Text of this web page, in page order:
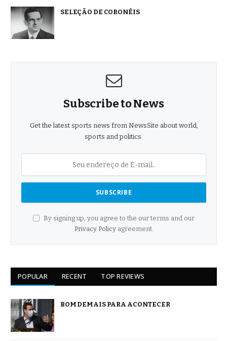
SELEÇÃO DE CORONÉIS
Subscribe to News
Get the latest sports news from NewsSite about world,
sports and politics.
By signing up, you agree to the our terms and our
Privacy Policyagreement.
POPULAR RECENT TOP REVIEWS
BOM DEMAIS PARA ACONTECER